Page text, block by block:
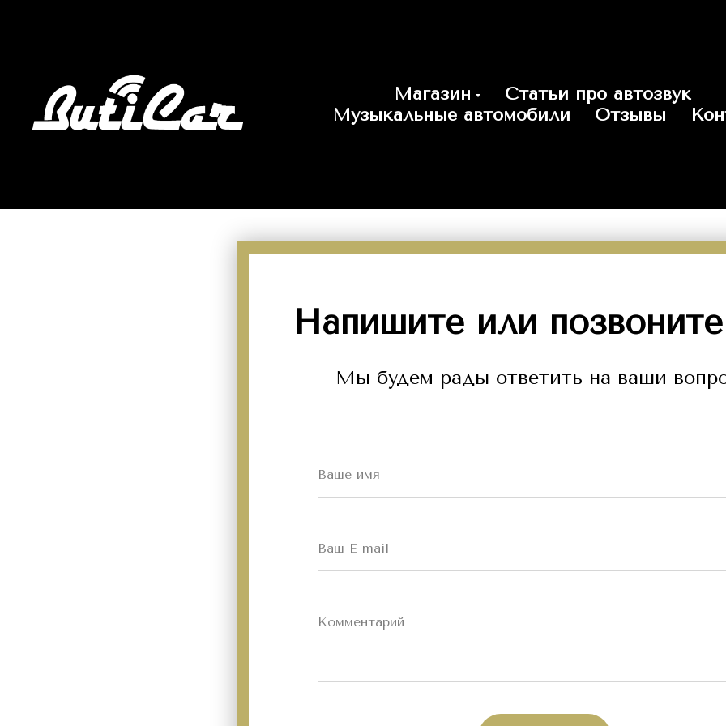
Магазин
Статьи про автозвук
Музыкальные автомобили
Отзывы
Главная → Обратная связь
Напишите или
Мы будем рады ответить на ваши
Ваше имя
Ваш E-mail
Комментарий